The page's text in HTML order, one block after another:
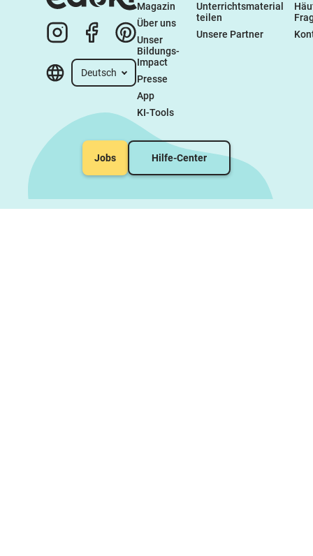
Deutsch
Magazin
Über uns
Unser
Bildungs-
Impact
Presse
App
KI-Tools
Unterrichtsmaterial
teilen
Unsere Partner
Jobs Hilfe-Center